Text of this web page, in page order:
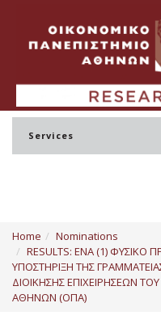
Services
Profile
Regulation
Administration
Home
Nominations
RESULTS: ΕΝΑ (1) ΦΥΣΙΚΟ
ΥΠΟΣΤΗΡΙΞΗ ΤΗΣ
ΔΙΟΙΚΗΣΗΣ ΕΠΙΧΕΙΡΗΣΕΩΝ
ΑΘΗΝΩΝ (ΟΠΑ)